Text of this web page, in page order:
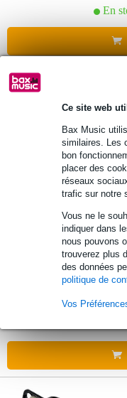
Ce site web
Bax Music
similaires. Les
bon
placer des
réseaux
trafic sur notre
Vous ne le
indiquer dans
nous pouvons
trouverez plus
des données
politique de
Vos
En
-
3,79
En
DAP
3,57